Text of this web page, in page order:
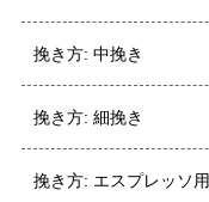
挽き方: 中挽き
挽き方: 細挽き
挽き方: エスプレッソ用